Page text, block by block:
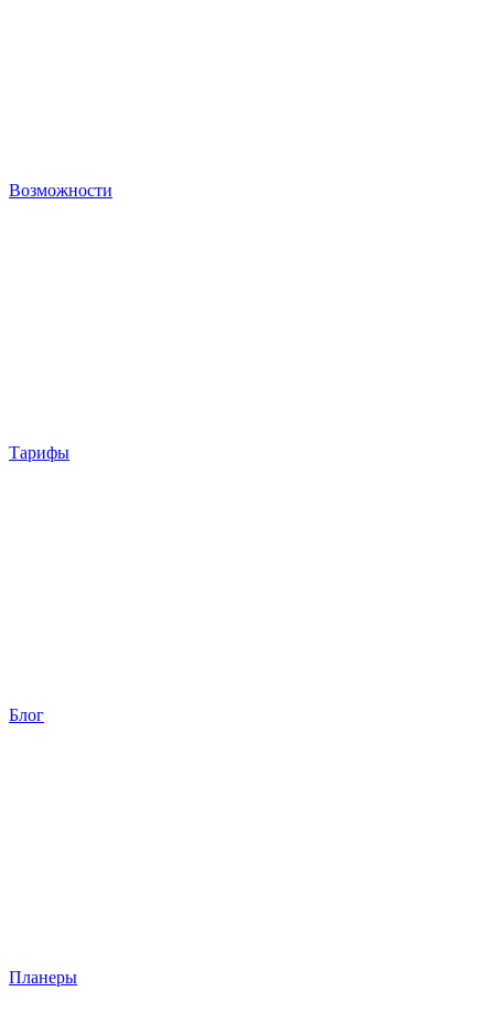
Возможности
Тарифы
Блог
Планеры